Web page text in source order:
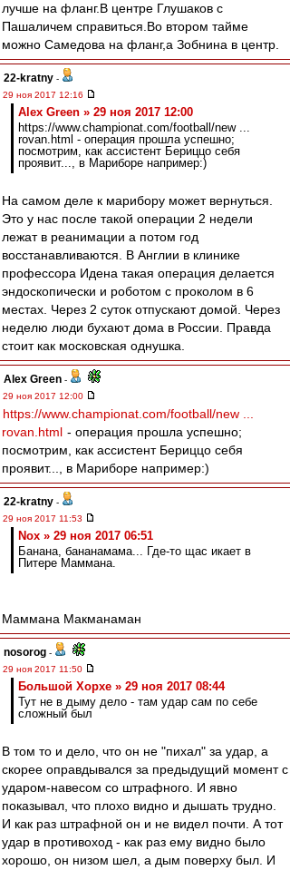
лучше на фланг.В центре Глушаков с
Пашаличем справиться.Во втором тайме
можно Самедова на фланг,а Зобнина в центр.
22-kratny -
29 ноя 2017 12:16
Alex Green » 29 ноя 2017 12:00
https://www.championat.com/football/new ...
rovan.html - операция прошла успешно;
посмотрим, как ассистент Бериццо себя
проявит..., в Мариборе например:)
На самом деле к марибору может вернуться.
Это у нас после такой операции 2 недели
лежат в реанимации а потом год
восстанавливаются. В Англии в клинике
профессора Идена такая операция делается
эндоскопически и роботом с проколом в 6
местах. Через 2 суток отпускают домой. Через
неделю люди бухают дома в России. Правда
стоит как московская однушка.
Alex Green -
29 ноя 2017 12:00
https://www.championat.com/football/new ...
rovan.html - операция прошла успешно;
посмотрим, как ассистент Бериццо себя
проявит..., в Мариборе например:)
22-kratny -
29 ноя 2017 11:53
Nox » 29 ноя 2017 06:51
Банана, бананамама... Где-то щас икает в
Питере Маммана.
Маммана Макманаман
nosorog -
29 ноя 2017 11:50
Большой Хорхе » 29 ноя 2017 08:44
Тут не в дыму дело - там удар сам по себе
сложный был
В том то и дело, что он не "пихал" за удар, а
скорее оправдывался за предыдущий момент с
ударом-навесом со штрафного. И явно
показывал, что плохо видно и дышать трудно.
И как раз штрафной он и не видел почти. А тот
удар в противоход - как раз ему видно было
хорошо, он низом шел, а дым поверху был. И